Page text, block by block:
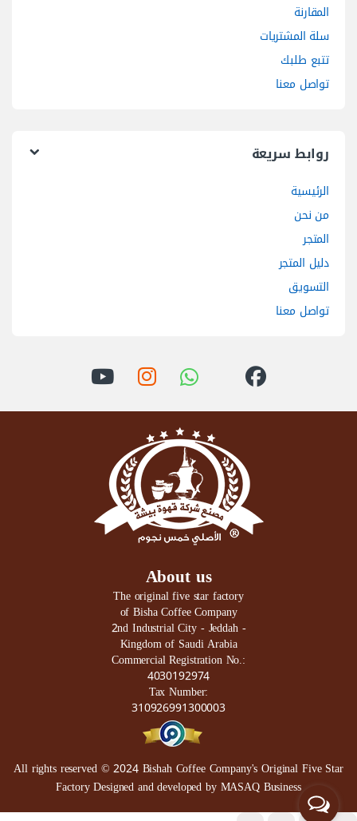
المقارنة
سلة المشتريات
تتبع طلبك
تواصل معنا
روابط سريعة
الرئيسية
من نحن
المتجر
دليل المتجر
التسويق
تواصل معنا
About us
The original five star factory
of Bisha Coffee Company
2nd Industrial City - Jeddah -
Kingdom of Saudi Arabia
Commercial Registration No.:
4030192974
Tax Number:
310926991300003
All rights reserved © 2024Bishah Coffee Company's Original Five Star
FactoryDesigned and developed byMASAQ Business